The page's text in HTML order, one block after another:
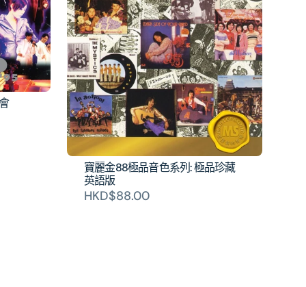
寶麗金88極品音色系列: 極品珍藏
英語版
HKD$88.00